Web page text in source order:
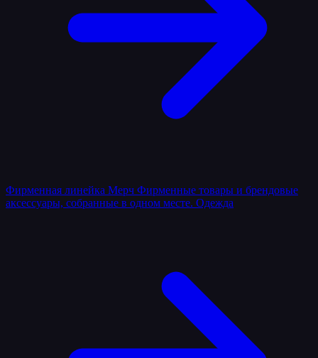
Фирменная линейка Мерч Фирменные товары и брендовые
аксессуары, собранные в одном месте. Одежда